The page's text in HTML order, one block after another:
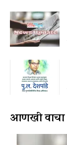
आणखी वाचा